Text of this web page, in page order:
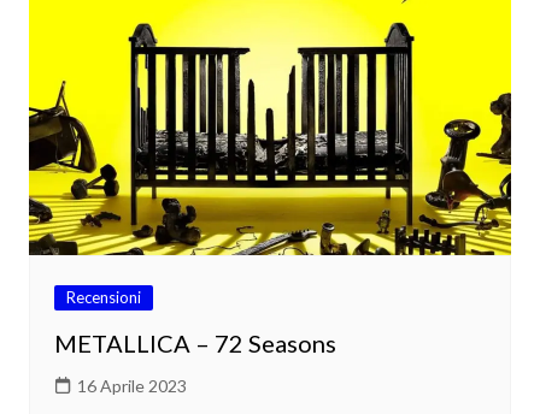
Recensioni
METALLICA – 72 Seasons
16 Aprile 2023